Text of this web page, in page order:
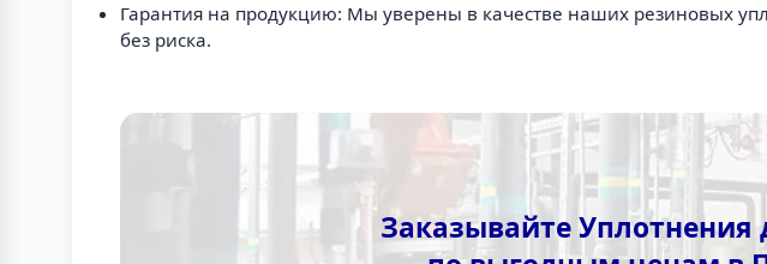
Гарантия на продукцию: Мы уверены в качестве наших резиновых
без риска.
Заказывайте Уплотнения